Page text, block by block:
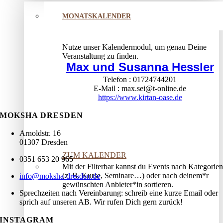
MONATSKALENDER
Nutze unser Kalendermodul, um genau Deine
Veranstaltung zu finden.
ZUM KALENDER
Mit der Filterbar kannst du Events nach Kategorien
(z. B. Kurse, Seminare…) oder nach deinem*r
gewünschten Anbieter*in sortieren.
Max und Susanna Hessler
Telefon
01724744201
E-Mail
max.sei@t-online.de
https://www.kirtan-oase.de
MOKSHA DRESDEN
Arnoldstr. 16
01307 Dresden
0351 653 20 965
info@moksha-dresden.de
Sprechzeiten nach Vereinbarung: schreib eine kurze Email oder
sprich auf unseren AB. Wir rufen Dich gern zurück!
INSTAGRAM